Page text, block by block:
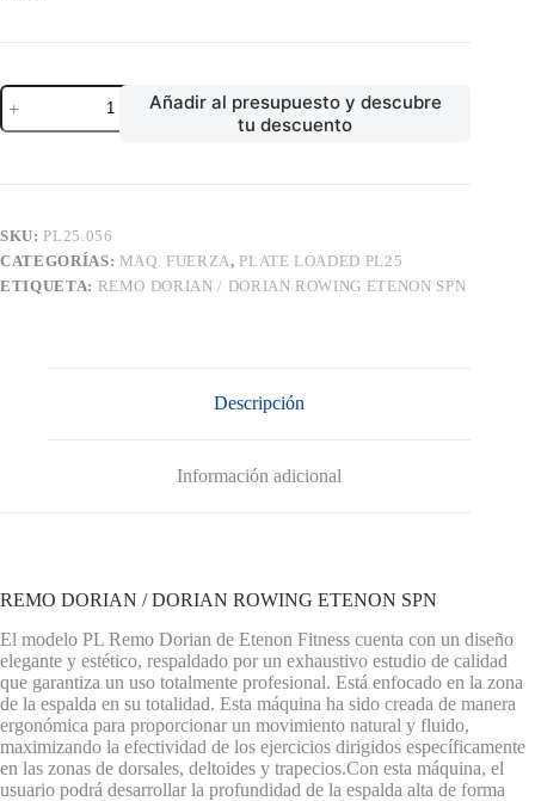
REMO
DORIAN
/
cantidad
Añadir al presupuesto y descubre
tu descuento
SKU: PL25.056
CATEGORÍAS: MAQ. FUERZA, PLATE LOADED PL25
ETIQUETA: REMO DORIAN / DORIAN ROWING ETENON SPN
Descripción
Información adicional
REMO DORIAN / DORIAN ROWING ETENON SPN
El modelo PL Remo Dorian de Etenon Fitness cuenta con un diseño
elegante y estético, respaldado por un exhaustivo estudio de calidad
que garantiza un uso totalmente profesional. Está enfocado en la zona
de la espalda en su totalidad. Esta máquina ha sido creada de manera
ergonómica para proporcionar un movimiento natural y fluido,
maximizando la efectividad de los ejercicios dirigidos específicamente
en las zonas de dorsales, deltoides y trapecios.Con esta máquina, el
usuario podrá desarrollar la profundidad de la espalda alta de forma